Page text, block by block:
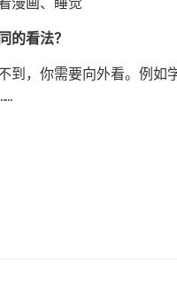
漫画、睡觉
的看法？
到，你需要向外看。例如